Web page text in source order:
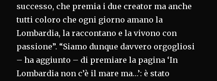
successo, che premia i due creator ma anche
tutti coloro che ogni giorno amano la
Lombardia, la raccontano e la vivono con
passione”. “Siamo dunque davvero orgogliosi
– ha aggiunto – di premiare la pagina ‘In
Lombardia non c’è il mare ma…’: è stato